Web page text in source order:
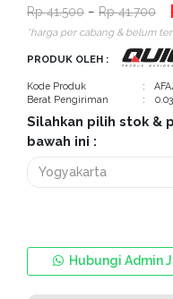
41.500 − 41.700
*harga per cabang & belum
PRODUK OLEH :
Kode Produk
:
Berat Pengiriman
:
Silahkan pilih stok &
bawah ini :
Yogyakarta
Hubungi Admin